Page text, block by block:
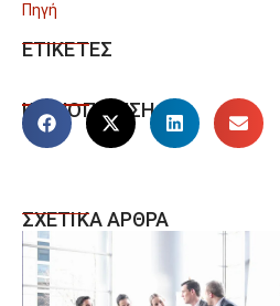
Πηγή
ΕΤΙΚΕΤΕΣ
ΚΟΙΝΟΠΟΙΗΣΗ
ΣΧΕΤΙΚΑ ΑΡΘΡΑ